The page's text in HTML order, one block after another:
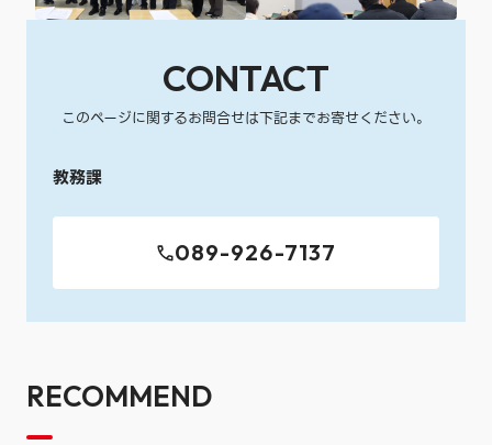
CONTACT
このページに関するお問合せは下記までお寄せください。
教務課
089-926-7137
RECOMMEND